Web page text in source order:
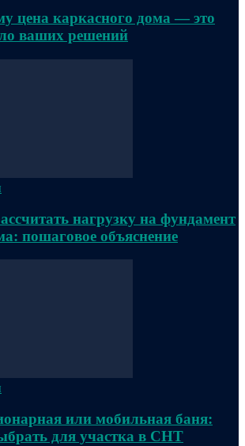
цена каркасного дома — это
ваших решений
нагрузку на фундамент
пошаговое объяснение
или мобильная баня:
для участка в СНТ